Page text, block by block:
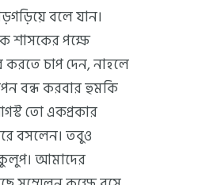
বলে যান।
শাসকের পক্ষে
করতে চাপ দেন, নাহলে
বন্ধ করবার হুমকি
তো একপ্রকার
বসলেন। তবুও
আমাদের